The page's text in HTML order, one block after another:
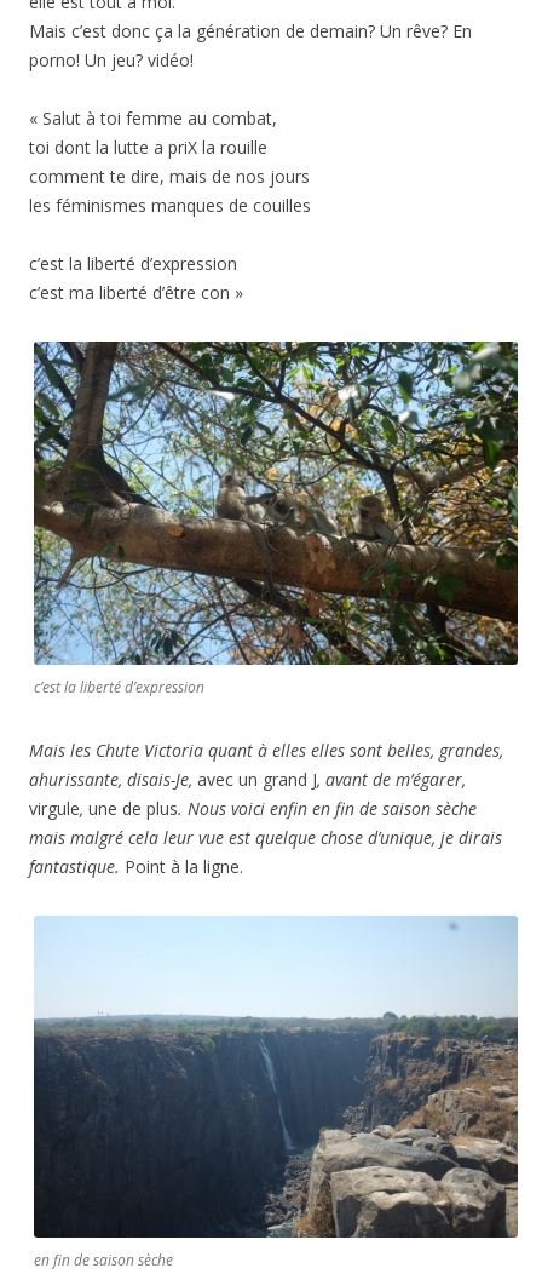
Mais c’est donc ça la génération de demain? Un rêve? En
porno! Un jeu? vidéo!
« Salut à toi femme au combat,
toi dont la lutte a priX la rouille
comment te dire, mais de nos jours
les féminismes manques de couilles
c’est la liberté d’expression
c’est ma liberté d’être con »
c’est la liberté d’expression
Mais les Chute Victoria quant à elles elles sont belles, grandes,
ahurissante, disais-Je, avec un grand J, avant de m’égarer,
virgule, une de plus. Nous voici enfin en fin de saison sèche
mais malgré cela leur vue est quelque chose d’unique, je dirais
fantastique. Point à la ligne.
en fin de saison sèche